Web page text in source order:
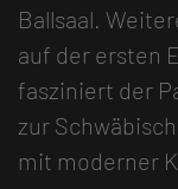
Ballsaal.
auf der ersten
fasziniert der
zur
mit moderner